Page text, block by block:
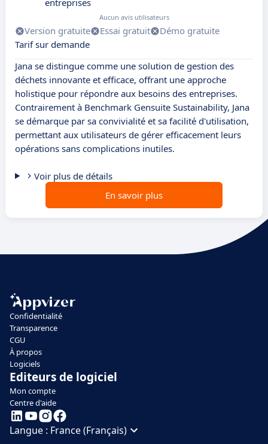
entreprises
Aucun avis utilisateurs
Version gratuite Essai gratuit
Démo gratuite
Tarif sur demande
Jana se distingue comme une solution de gestion des
déchets innovante et efficace, offrant une approche
holistique pour répondre aux besoins des entreprises.
Contrairement à Benchmark Gensuite Sustainability, Jana
se démarque par sa convivialité et sa facilité d'utilisation,
permettant aux utilisateurs de gérer efficacement leurs
opérations sans complications inutiles.
Voir plus de détails
En savoir plus
Confidentialité
Transparence
CGU
À propos
Logiciels
Editeurs de logiciel
Mon compte
Centre d'aide
Langue : France (Français)